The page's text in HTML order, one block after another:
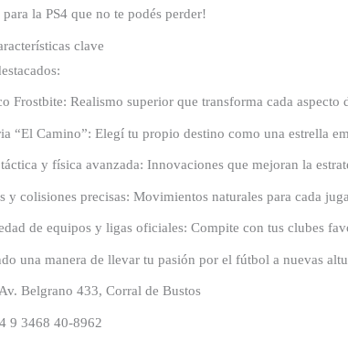
la PS4 que no te podés perder!
clave
Frostbite: Realismo superior que transforma cada aspecto
“El Camino”: Elegí tu propio destino como una estrella
y física avanzada: Innovaciones que mejoran la
y colisiones precisas: Movimientos naturales para cada
de equipos y ligas oficiales: Compite con tus clubes
una manera de llevar tu pasión por el fútbol a nuevas
Belgrano 433, Corral de Bustos
9 3468 40-8962